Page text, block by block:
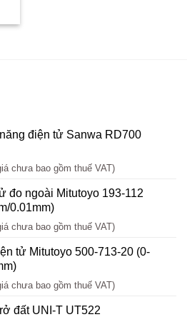
điện tử Sanwa RD700
chưa bao gồm thuế VAT)
đo ngoài Mitutoyo 193-112
0.01mm)
chưa bao gồm thuế VAT)
tử Mitutoyo 500-713-20 (0-
chưa bao gồm thuế VAT)
đất UNI-T UT522